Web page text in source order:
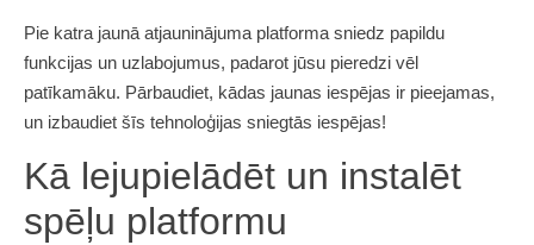
Pie katra jaunā atjauninājuma platforma sniedz papildu
funkcijas un uzlabojumus, padarot jūsu pieredzi vēl
patīkamāku. Pārbaudiet, kādas jaunas iespējas ir pieejamas,
un izbaudiet šīs tehnoloģijas sniegtās iespējas!
Kā lejupielādēt un instalēt
spēļu platformu